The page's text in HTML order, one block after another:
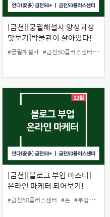
#인생설계
[금천][궁궐해설사 양성과정
맛보기]박물관이 살아있다!
#궁궐해설사 #금천50플러스센터 #맛
[금천][블로그 부업 마스터]
온라인 마케터 되어보기!
#금천50플러스센터 #돈 #부업 #원데